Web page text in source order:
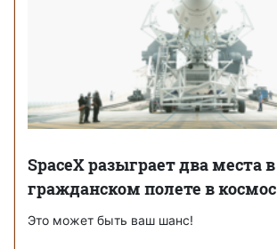
SpaceX разыграет два места
гражданском полете в космос
Это может быть ваш шанс!